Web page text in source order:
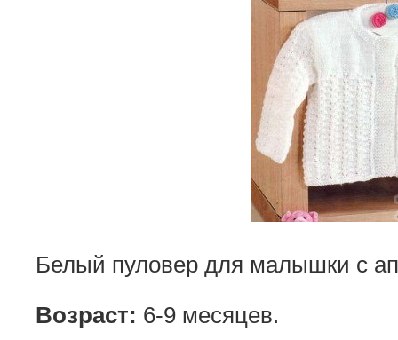
Белый пуловер для малышки с
Возраст: 6-9 месяцев.